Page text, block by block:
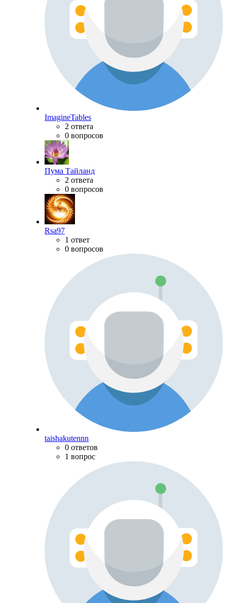
ImagineTables
2 ответа
0 вопросов
Пума Тайланд
2 ответа
0 вопросов
Rsa97
1 ответ
0 вопросов
taishakutennn
0 ответов
1 вопрос